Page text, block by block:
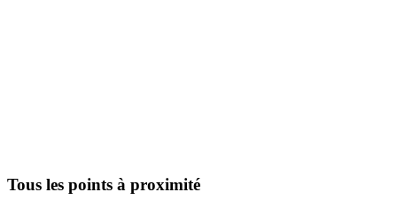
Tous les points à proximité